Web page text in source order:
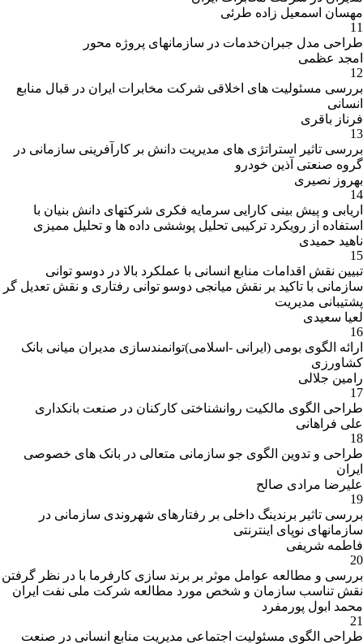
مهسان اسمعیل زاده طرئی
11
طراحی مدل جبران‌خدمات در سازمانهای پروژه ‌محور
امجد عظمی
12
بررسی مسئولیت های اخلاقی شرکت مخابرات ایران در قبال منابع
انسانی
فرناز باقری
13
بررسی تاثیر استراتژی های مدیریت دانش بر کارآفرینی سازمانی در
گروه صنعتی آذین خودرو
بهروز نصیری
14
اریابی و پیش بینی کارایی سرمایه فکری شرکتهای دانش بنیان با
استفاده از رویکرد ترکیبی تحلیل پوششی داده ها و تحلیل ممیزی
ناهید حمیدی
15
تبیین نقش اقدامات منابع انسانی با عملکرد بالا در دوسو توانی
سازمانی با تاکید بر نقش میانجی دوسو توانی رفتاری و نقش تعدیل گر
پشتیبانی مدیریت
لعیا سعیدی
16
ارائه الگوی بومی (ایرانی -اسلامی)توانمندسازی مدیران میانی بانک
کشاورزی
رامین جلالی
17
طراحی الگوی مالکیت روانشناختی کارکنان در صنعت بانکداری
علی فراهانی
18
طراحی و تدوین الگوی جو سازمانی متعالی در بانک های خصوصی
ایران
علیرضا مرادی صالح
19
بررسی تاثیر برندینگ داخلی بر رفتارهای شهروندی سازمانی در
سازمانهای نوپای اینترنتی
فاطمه شریفی
20
بررسی و مطالعه عوامل موثر بر برند سازی کارفرما با در نظر گرفتن
نقش تناسب سازمان و شخص مورد مطالعه شرکت ملی نفت ایران
محمد ابول پورمفرد
21
طراحی الگوی مسئولیت اجتماعی مدیریت منابع انسانی در صنعت